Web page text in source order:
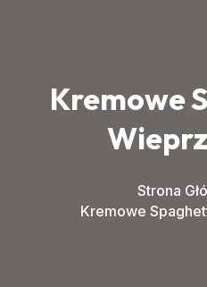
Kremowe
Strona
Kremowe